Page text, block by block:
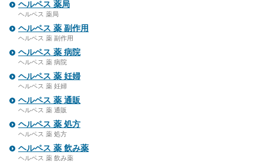
ヘルペス 薬局
ヘルペス 薬局
ヘルペス 薬 副作用
ヘルペス 薬 副作用
ヘルペス 薬 病院
ヘルペス 薬 病院
ヘルペス 薬 妊婦
ヘルペス 薬 妊婦
ヘルペス 薬 通販
ヘルペス 薬 通販
ヘルペス 薬 処方
ヘルペス 薬 処方
ヘルペス 薬 飲み薬
ヘルペス 薬 飲み薬